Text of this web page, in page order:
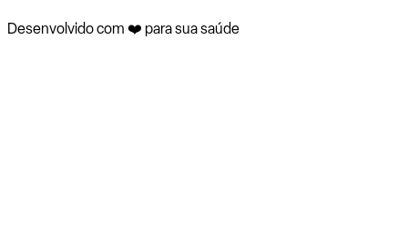
Desenvolvido com ❤️ para sua saúde